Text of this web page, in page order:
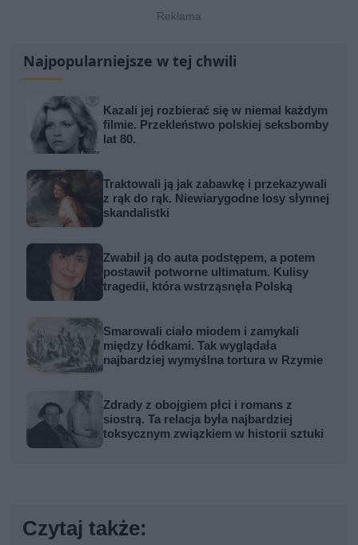
Najpopularniejsze w tej chwili
Kazali jej rozbierać się w niemal każdym
filmie. Przekleństwo polskiej seksbomby
lat 80.
Traktowali ją jak zabawkę i przekazywali
z rąk do rąk. Niewiarygodne losy słynnej
skandalistki
Zwabił ją do auta podstępem, a potem
postawił potworne ultimatum. Kulisy
tragedii, która wstrząsnęła Polską
Smarowali ciało miodem i zamykali
między łódkami. Tak wyglądała
najbardziej wymyślna tortura w Rzymie
Zdrady z obojgiem płci i romans z
siostrą. Ta relacja była najbardziej
toksycznym związkiem w historii sztuki
Czytaj także: